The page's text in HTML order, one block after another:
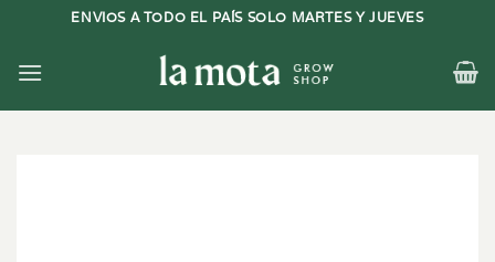
contenido
ENVIOS A TODO EL PAÍS SOLO MARTES Y JUEVES